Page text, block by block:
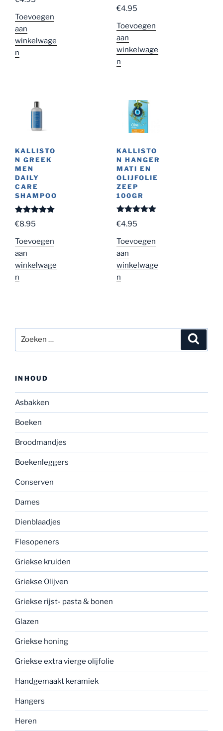
Toevoegen
aan
winkelwage
n
€4.95
Toevoegen
aan
winkelwage
n
KALLISTO
N GREEK
MEN
DAILY
CARE
SHAMPOO
Gewaardeer
d5.00
€8.95
Toevoegen
aan
winkelwage
n
KALLISTO
N HANGER
MATI EN
OLIJFOLIE
ZEEP
100GR
Gewaardeer
d5.00
€4.95
Toevoegen
aan
winkelwage
n
naar:
INHOUD
Asbakken
Boeken
Broodmandjes
Boekenleggers
Conserven
Dames
Dienblaadjes
Flesopeners
Griekse kruiden
Griekse Olijven
Griekse rijst- pasta & bonen
Glazen
Griekse honing
Griekse extra vierge olijfolie
Handgemaakt keramiek
Hangers
Heren